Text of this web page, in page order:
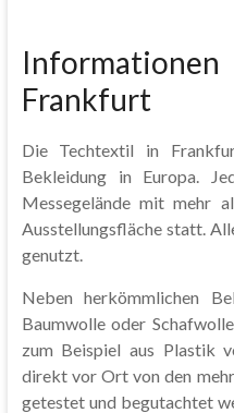
Frankfurt
Die Techtextil in
Bekleidung in Europa.
Messegelände mit mehr
Ausstellungsfläche statt.
genutzt.
Neben herkömmlichen
Baumwolle oder
zum Beispiel aus Plastik
direkt vor Ort von den
getestet und begutachtet